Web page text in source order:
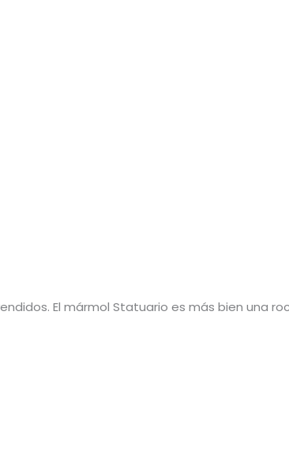
El mármol Statuario es más bien una